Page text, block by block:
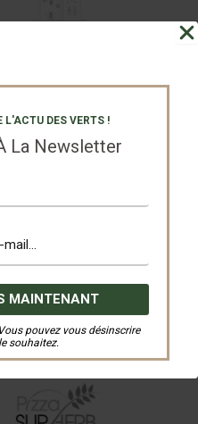
L'ACTU DES VERTS !
La Newsletter
pouvez vous désinscrire
souhaitez.